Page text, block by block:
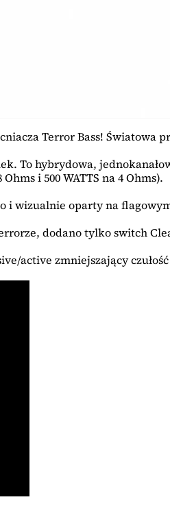
Terror Bass! Światowa
To hybrydowa,
i 500 WATTS na 4 Ohms).
i wizualnie oparty na
dodano tylko switch
active zmniejszający